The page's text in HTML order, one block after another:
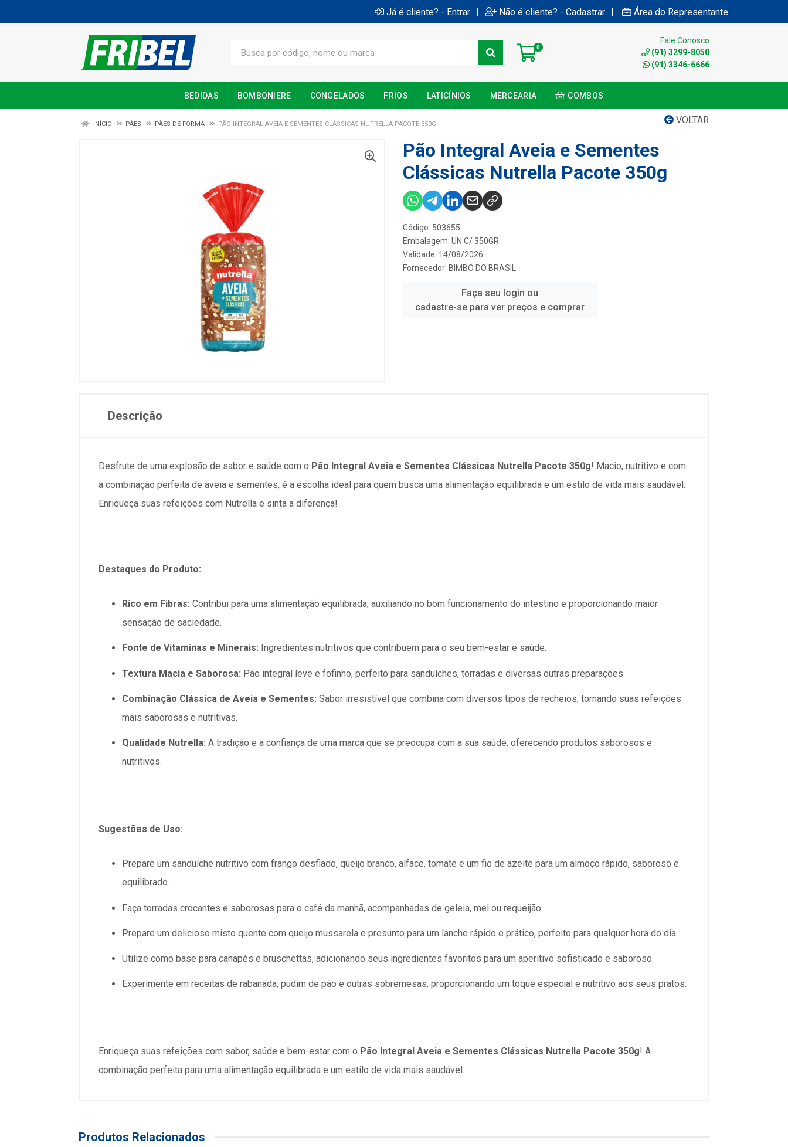
Já é cliente? - Entrar | Não é cliente? - Cadastrar | Área do Representante
0
Fale Conosco
(91) 3299-8050
(91) 3346-6666
BEDIDAS BOMBONIERE CONGELADOS FRIOS LATICÍNIOS MERCEARIA COMBOS
VOLTAR
INÍCIO PÃES PÃES DE FORMA PÃO INTEGRAL AVEIA E SEMENTES CLÁSSICAS NUTRELLA PACOTE 350G
Pão Integral Aveia e Sementes
Clássicas Nutrella Pacote 350g
Código: 503655
Embalagem: UN C/ 350GR
Validade: 14/08/2026
Fornecedor: BIMBO DO BRASIL
Faça seu login ou
cadastre-se para ver preços e comprar
Descrição
Desfrute de uma explosão de sabor e saúde com o Pão Integral Aveia e Sementes Clássicas Nutrella Pacote 350g! Macio, nutritivo e com
a combinação perfeita de aveia e sementes, é a escolha ideal para quem busca uma alimentação equilibrada e um estilo de vida mais saudável.
Enriqueça suas refeições com Nutrella e sinta a diferença!
Destaques do Produto:
Rico em Fibras: Contribui para uma alimentação equilibrada, auxiliando no bom funcionamento do intestino e proporcionando maior
sensação de saciedade.
Fonte de Vitaminas e Minerais: Ingredientes nutritivos que contribuem para o seu bem-estar e saúde.
Textura Macia e Saborosa: Pão integral leve e fofinho, perfeito para sanduíches, torradas e diversas outras preparações.
Combinação Clássica de Aveia e Sementes: Sabor irresistível que combina com diversos tipos de recheios, tornando suas refeições
mais saborosas e nutritivas.
Qualidade Nutrella: A tradição e a confiança de uma marca que se preocupa com a sua saúde, oferecendo produtos saborosos e
nutritivos.
Sugestões de Uso:
Prepare um sanduíche nutritivo com frango desfiado, queijo branco, alface, tomate e um fio de azeite para um almoço rápido, saboroso e
equilibrado.
Faça torradas crocantes e saborosas para o café da manhã, acompanhadas de geleia, mel ou requeijão.
Prepare um delicioso misto quente com queijo mussarela e presunto para um lanche rápido e prático, perfeito para qualquer hora do dia.
Utilize como base para canapés e bruschettas, adicionando seus ingredientes favoritos para um aperitivo sofisticado e saboroso.
Experimente em receitas de rabanada, pudim de pão e outras sobremesas, proporcionando um toque especial e nutritivo aos seus pratos.
Enriqueça suas refeições com sabor, saúde e bem-estar com o Pão Integral Aveia e Sementes Clássicas Nutrella Pacote 350g! A
combinação perfeita para uma alimentação equilibrada e um estilo de vida mais saudável.
Produtos Relacionados